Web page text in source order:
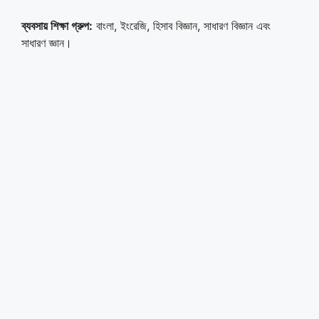
ব্যবসায় শিক্ষা গ্রুপ: বাংলা, ইংরেজি, হিসাব বিজ্ঞান, সাধারণ বিজ্ঞান এবং
সাধারণ জ্ঞান।